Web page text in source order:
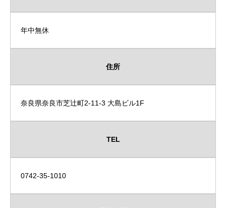
年中無休
住所
奈良県奈良市芝辻町2-11-3 大島ビル1F
TEL
0742-35-1010